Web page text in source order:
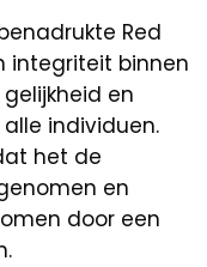
Red
integriteit binnen
en
individuen.
het de
en
door een